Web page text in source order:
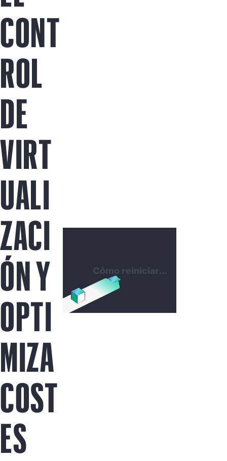
CONT
ROL
DE
VIRT
UALI
ZACI
ÓN Y
OPTI
MIZA
COST
ES
Cómo reiniciar
con control